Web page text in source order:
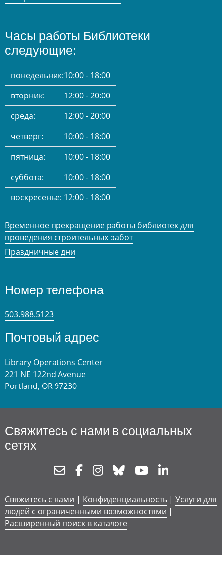
Часы работы Библиотеки
следующие:
понедельник:10:00 - 18:00
вторник:
12:00 - 20:00
среда:
12:00 - 20:00
четверг:
10:00 - 18:00
пятница:
10:00 - 18:00
суббота:
10:00 - 18:00
воскресенье: 12:00 - 18:00
Временное прекращение работы библиотек для
проведения строительных работ
Праздничные дни
Номер телефона
503.988.5123
Почтовый адрес
Library Operations Center
221 NE 122nd Avenue
Portland, OR 97230
Свяжитесь с нами в социальных
сетях
NewsletterFacebookInstagram
Bluesky Youtube
Свяжитесь с нами | Конфиденциальность | Услуги для
людей с ограниченными возможностями |
Расширенный поиск в каталоге